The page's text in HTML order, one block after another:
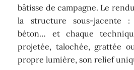
bâtisse de campagne. Le
la structure sous-jacente
béton… et chaque
projetée, talochée, grattée
propre lumière, son relief